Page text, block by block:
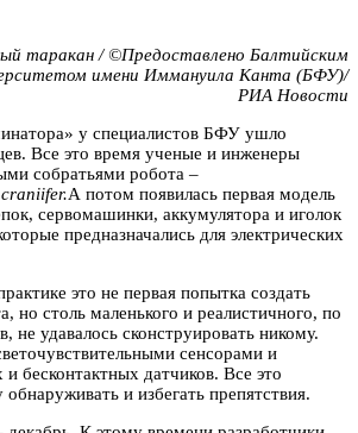
таракан / ©Предоставлено Балтийским
имени Иммануила Канта (БФУ)/
РИА Новости
у специалистов БФУ ушло
Все это время ученые и инженеры
собратьями робота –
А потом появилась первая модель
сервомашинки, аккумулятора и иголок
предназначались для электрических
это не первая попытка создать
но столь маленького и реалистичного, по
не удавалось сконструировать никому.
сенсорами и
бесконтактных датчиков. Все это
и избегать препятствия.